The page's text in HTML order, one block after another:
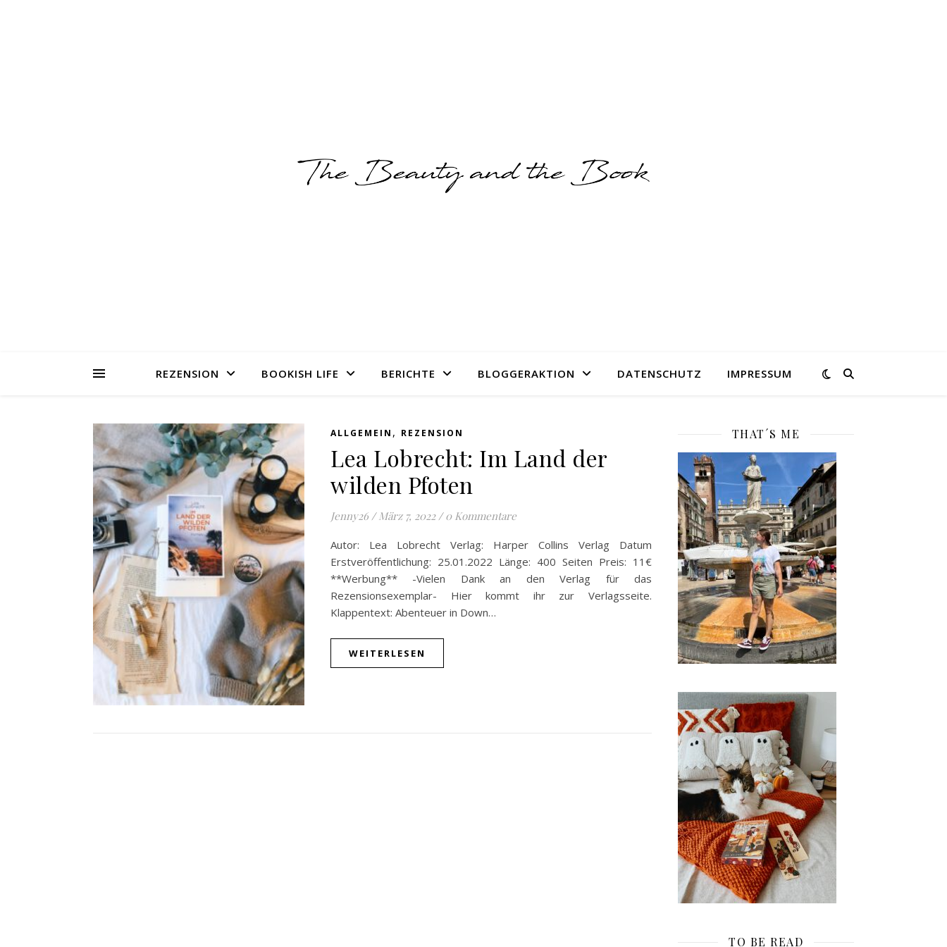
REZENSION BOOKISH LIFE BERICHTE BLOGGERAKTION DATENSCHUTZ IMPRESSUM
ALLGEMEIN , REZENSION
Lea Lobrecht: Im Land der
wilden Pfoten
Jenny26 / März 7, 2022 / 0 Kommentare
Autor: Lea Lobrecht Verlag: Harper Collins Verlag Datum
Erstveröffentlichung: 25.01.2022 Länge: 400 Seiten Preis: 11€
**Werbung** -Vielen Dank an den Verlag für das
Rezensionsexemplar- Hier kommt ihr zur Verlagsseite.
Klappentext: Abenteuer in Down…
WEITERLESEN
THAT´S ME
TO BE READ